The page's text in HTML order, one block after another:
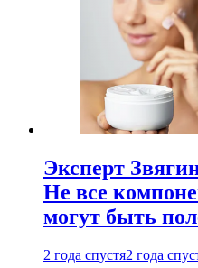
Эксперт
Не все
могут быть
2 года спустя2 года